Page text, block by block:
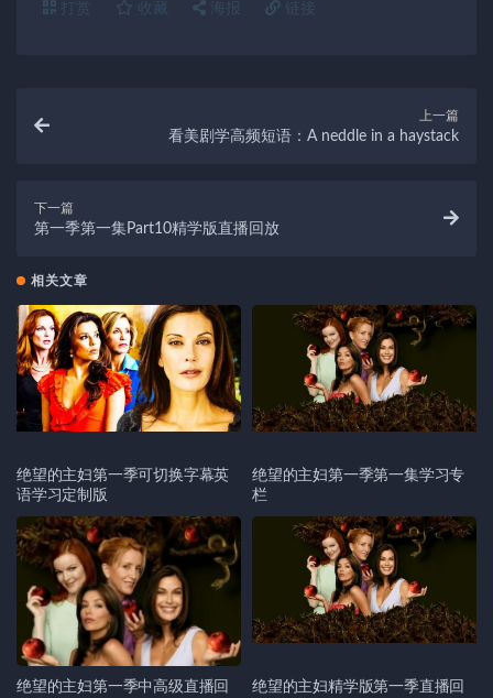
打赏 收藏 海报 链接
上一篇
看美剧学高频短语：A neddle in a haystack
下一篇
第一季第一集Part10精学版直播回放
相关文章
绝望的主妇第一季可切换字幕英
语学习定制版
绝望的主妇第一季第一集学习专
栏
绝望的主妇第一季中高级直播回
绝望的主妇精学版第一季直播回